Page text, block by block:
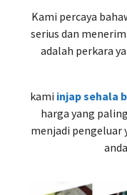
Kami percaya
serius dan
adalah perkara
kami injap sehala
harga yang
menjadi pengeluar